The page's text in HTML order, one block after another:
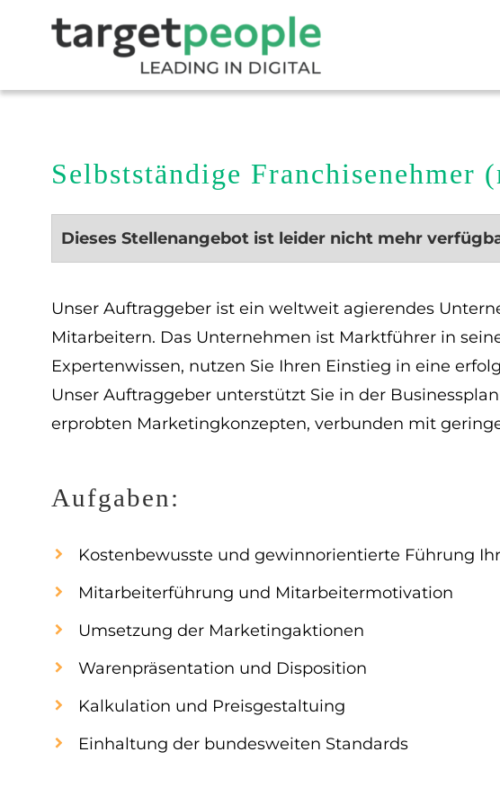
Selbstständige Franchisenehmer
Dieses Stellenangebot ist leider nicht mehr
Unser Auftraggeber ist ein weltweit agierendes
Mitarbeitern. Das Unternehmen ist Marktführer in
Expertenwissen, nutzen Sie Ihren Einstieg in eine
Unser Auftraggeber unterstützt Sie in der
erprobten Marketingkonzepten, verbunden mit
Aufgaben:
Kostenbewusste und gewinnorientierte Führung
Mitarbeiterführung und Mitarbeitermotivation
Umsetzung der Marketingaktionen
Warenpräsentation und Disposition
Kalkulation und Preisgestaltuing
Einhaltung der bundesweiten Standards